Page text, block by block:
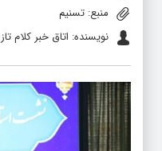
منبع: تسنیم
نویسنده: اتاق خبر کلام